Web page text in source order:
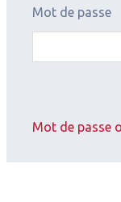
Mot de passe
Mot de passe